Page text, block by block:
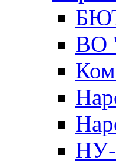
ВО